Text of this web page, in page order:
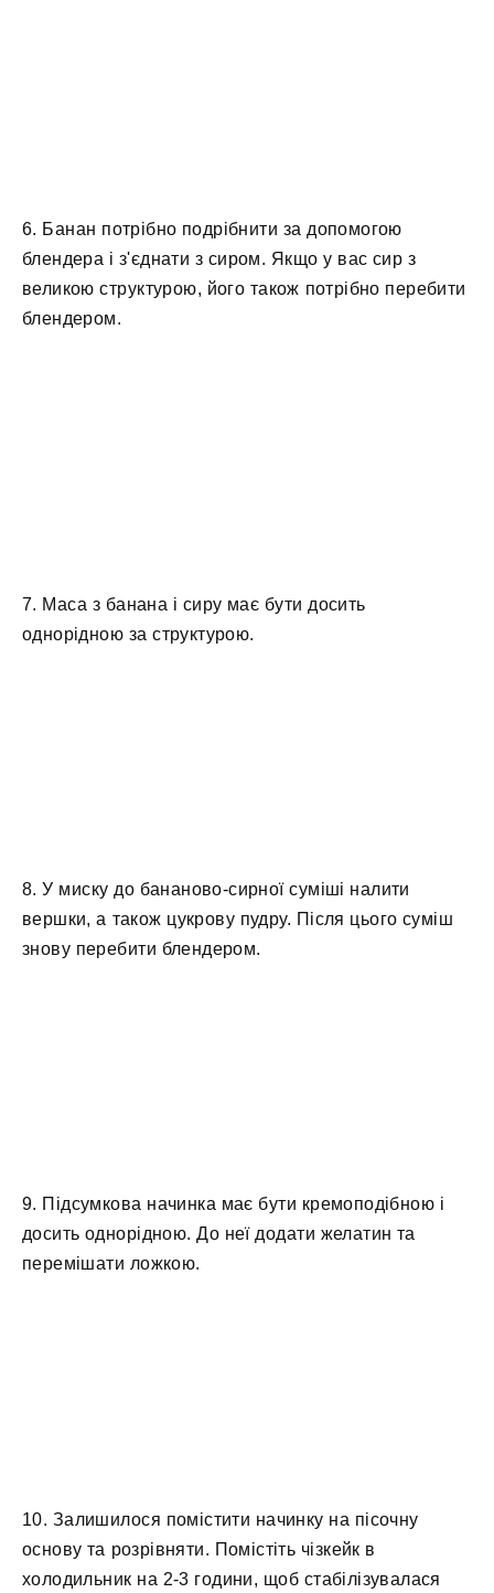
6. Банан потрібно подрібнити за допомогою
блендера і з'єднати з сиром. Якщо у вас сир з
великою структурою, його також потрібно перебити
блендером.
7. Маса з банана і сиру має бути досить
однорідною за структурою.
8. У миску до бананово-сирної суміші налити
вершки, а також цукрову пудру. Після цього суміш
знову перебити блендером.
9. Підсумкова начинка має бути кремоподібною і
досить однорідною. До неї додати желатин та
перемішати ложкою.
10. Залишилося помістити начинку на пісочну
основу та розрівняти. Помістіть чізкейк в
холодильник на 2-3 години, щоб стабілізувалася